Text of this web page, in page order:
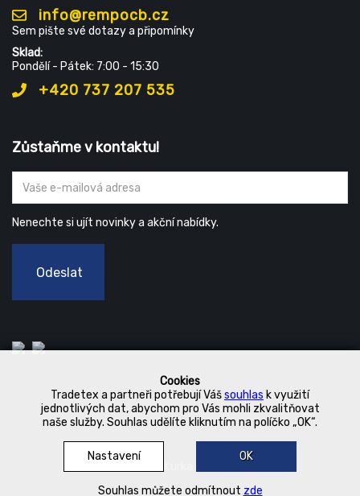
Cookies
Tradetex a partneři potřebují Vášsouhlas k využití
jednotlivých dat, abychom pro Vás mohli zkvalitňovat
naše služby. Souhlas udělíte kliknutím na políčko „OK“.
Nastavení OK
Souhlas můžete odmítnout zde
info@rempocb.cz
Sem pište své dotazy a připomínky
Sklad:
Pondělí - Pátek: 7:00 - 15:30
+420 737 207 535
Zůstaňme v kontaktu!
Nenechte si ujít novinky a akční nabídky.
Odeslat